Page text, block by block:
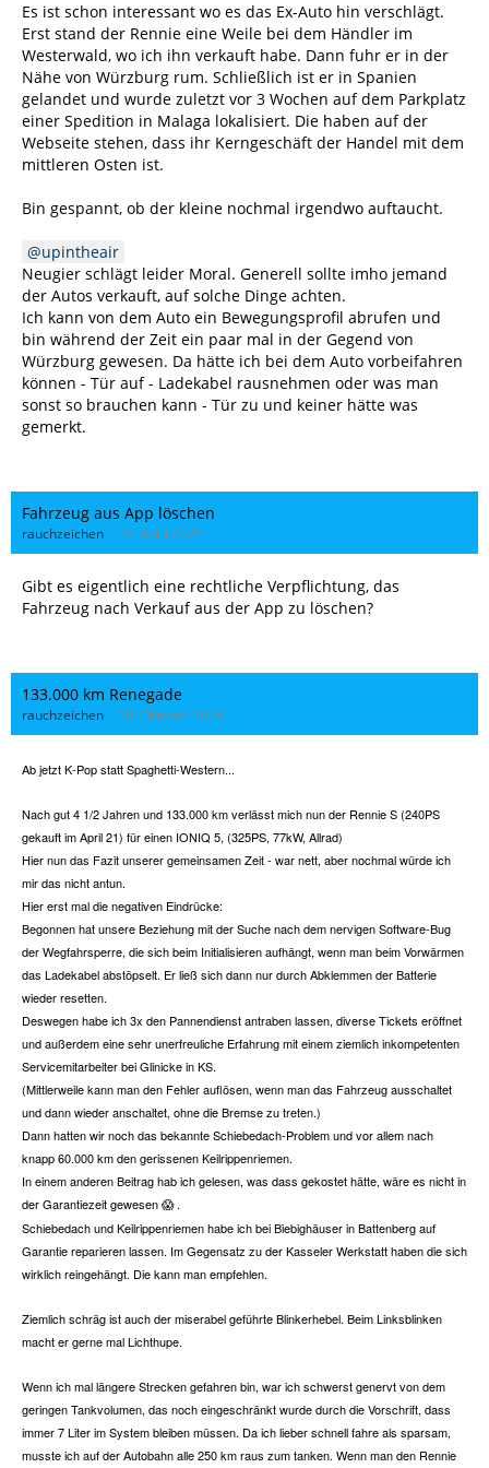
Es ist schon interessant wo es das Ex-Auto hin verschlägt.
Erst stand der Rennie eine Weile bei dem Händler im
Westerwald, wo ich ihn verkauft habe. Dann fuhr er in der
Nähe von Würzburg rum. Schließlich ist er in Spanien
gelandet und wurde zuletzt vor 3 Wochen auf dem Parkplatz
einer Spedition in Malaga lokalisiert. Die haben auf der
Webseite stehen, dass ihr Kerngeschäft der Handel mit dem
mittleren Osten ist.
Bin gespannt, ob der kleine nochmal irgendwo auftaucht.
upintheair
Neugier schlägt leider Moral. Generell sollte imho jemand
der Autos verkauft, auf solche Dinge achten.
Ich kann von dem Auto ein Bewegungsprofil abrufen und
bin während der Zeit ein paar mal in der Gegend von
Würzburg gewesen. Da hätte ich bei dem Auto vorbeifahren
können - Tür auf - Ladekabel rausnehmen oder was man
sonst so brauchen kann - Tür zu und keiner hätte was
gemerkt.
Fahrzeug aus App löschen
rauchzeichen 22. April 2026
Gibt es eigentlich eine rechtliche Verpflichtung, das
Fahrzeug nach Verkauf aus der App zu löschen?
133.000 km Renegade
rauchzeichen 18. Oktober 2025
Ab jetzt K-Pop statt Spaghetti-Western...
Nach gut 4 1/2 Jahren und 133.000 km verlässt mich nun der Rennie S (240PS
gekauft im April 21) für einen IONIQ 5, (325PS, 77kW, Allrad)
Hier nun das Fazit unserer gemeinsamen Zeit - war nett, aber nochmal würde ich
mir das nicht antun.
Hier erst mal die negativen Eindrücke:
Begonnen hat unsere Beziehung mit der Suche nach dem nervigen Software-Bug
der Wegfahrsperre, die sich beim Initialisieren aufhängt, wenn man beim Vorwärmen
das Ladekabel abstöpselt. Er ließ sich dann nur durch Abklemmen der Batterie
wieder resetten.
Deswegen habe ich 3x den Pannendienst antraben lassen, diverse Tickets eröffnet
und außerdem eine sehr unerfreuliche Erfahrung mit einem ziemlich inkompetenten
Servicemitarbeiter bei Glinicke in KS.
(Mittlerweile kann man den Fehler auflösen, wenn man das Fahrzeug ausschaltet
und dann wieder anschaltet, ohne die Bremse zu treten.)
Dann hatten wir noch das bekannte Schiebedach-Problem und vor allem nach
knapp 60.000 km den gerissenen Keilrippenriemen.
In einem anderen Beitrag hab ich gelesen, was dass gekostet hätte, wäre es nicht in
der Garantiezeit gewesen 😱.
Schiebedach und Keilrippenriemen habe ich bei Biebighäuser in Battenberg auf
Garantie reparieren lassen. Im Gegensatz zu der Kasseler Werkstatt haben die sich
wirklich reingehängt. Die kann man empfehlen.
Ziemlich schräg ist auch der miserabel geführte Blinkerhebel. Beim Linksblinken
macht er gerne mal Lichthupe.
Wenn ich mal längere Strecken gefahren bin, war ich schwerst genervt von dem
geringen Tankvolumen, das noch eingeschränkt wurde durch die Vorschrift, dass
immer 7 Liter im System bleiben müssen. Da ich lieber schnell fahre als sparsam,
musste ich auf der Autobahn alle 250 km raus zum tanken. Wenn man den Rennie